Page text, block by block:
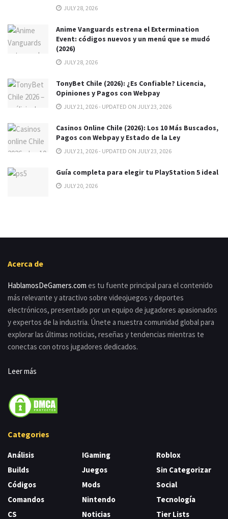
JULY 28, 2026
Anime Vanguards estrena el Extermination
Event: códigos nuevos y un menú que se mudó
(2026)
JULY 28, 2026
TonyBet Chile (2026): ¿Es Confiable? Licencia,
Opiniones y Pagos con Webpay
JULY 21, 2026 - UPDATED ON JULY 23, 2026
Casinos Online Chile (2026): Los 10 Más Buscados,
Pagos con Webpay y Estado de la Ley
JULY 21, 2026 - UPDATED ON JULY 23, 2026
Guía completa para elegir tu PlayStation 5 ideal
JULY 20, 2026
Acerca de
HablamosDeGamers.com es tu fuente principal para el contenido
más relevante y atractivo sobre videojuegos y deportes
electrónicos, presentado por un equipo de jugadores apasionados
y expertos de la industria. Únete a nuestra comunidad global para
explorar las últimas noticias, reseñas y tendencias mientras te
conectas con otros jugadores dedicados.
Leer más
Categories
Análisis
Builds
Códigos
Comandos
CS
IGaming
Juegos
Mods
Nintendo
Noticias
Roblox
Sin Categorizar
Social
Tecnología
Tier Lists